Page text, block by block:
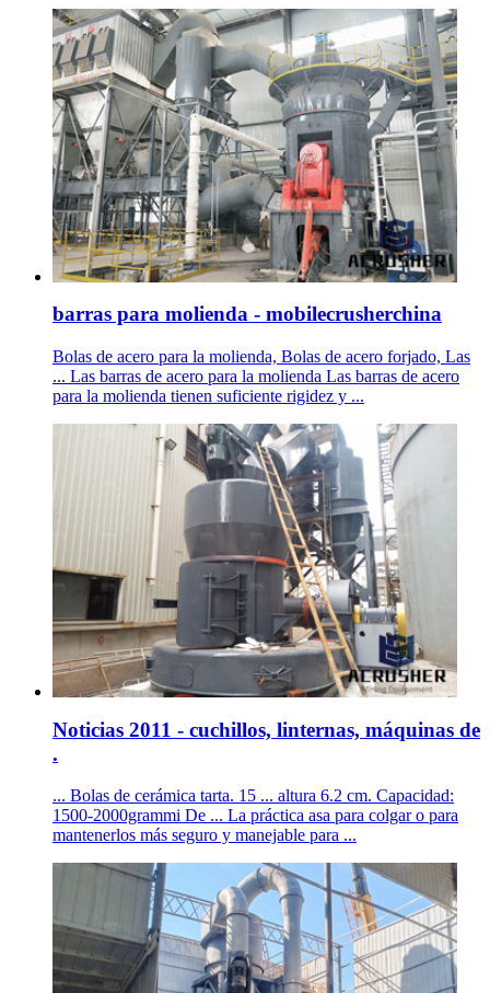
barras para molienda - mobilecrusherchina
Bolas de acero para la molienda, Bolas de acero forjado, Las
... Las barras de acero para la molienda Las barras de acero
para la molienda tienen suficiente rigidez y ...
Noticias 2011 - cuchillos, linternas, máquinas de
.
... Bolas de cerámica tarta. 15 ... altura 6.2 cm. Capacidad:
1500-2000grammi De ... La práctica asa para colgar o para
mantenerlos más seguro y manejable para ...